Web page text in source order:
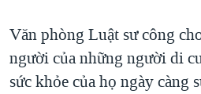
Văn phòng Luật sư công
người của những người di
sức khỏe của họ ngày càng